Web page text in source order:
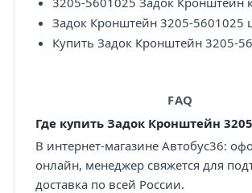
Задок Кронштейн 3205-5601025
Купить Задок Кронштейн 3205-
FAQ
Где купить Задок Кронштейн
В интернет-магазине Автобус36:
онлайн, менеджер свяжется для
доставка по всей России.